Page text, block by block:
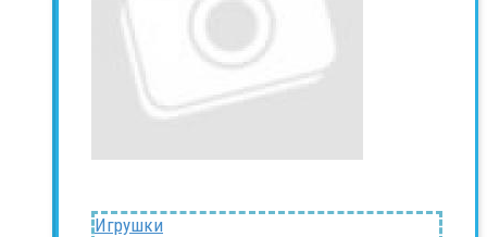
Игрушки